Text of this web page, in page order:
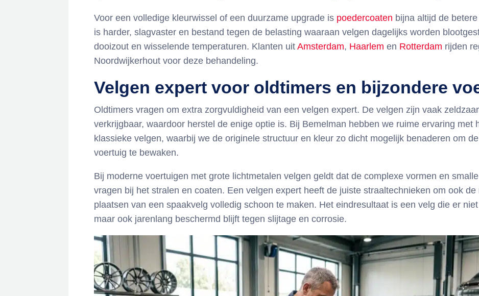
Voor een volledige kleurwissel of een duurzame upgrade is poedercoaten bijna altijd de
is harder, slagvaster en bestand tegen de belasting waaraan velgen dagelijks worden
dooizout en wisselende temperaturen. Klanten uitAmsterdam, Haarlem en Rotterdam rijden
Noordwijkerhout voor deze behandeling.
Velgen expert voor oldtimers en bijzondere
Oldtimers vragen om extra zorgvuldigheid van een velgen expert. De velgen zijn vaak
verkrijgbaar, waardoor herstel de enige optie is. Bij Bemelman hebben we ruime ervaring met
klassieke velgen, waarbij we de originele structuur en kleur zo dicht mogelijk benaderen om
voertuig te bewaken.
Bij moderne voertuigen met grote lichtmetalen velgen geldt dat de complexe vormen en
vragen bij het stralen en coaten. Een velgen expert heeft de juiste straaltechnieken om ook
plaatsen van een spaakvelg volledig schoon te maken. Het eindresultaat is een velg die er
maar ook jarenlang beschermd blijft tegen slijtage en corrosie.